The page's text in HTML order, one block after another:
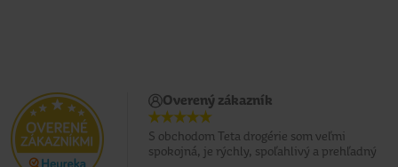
Overený zákazník
S obchodom Teta drogérie som veľmi
spokojná, je rýchly, spoľahlivý a prehľadný